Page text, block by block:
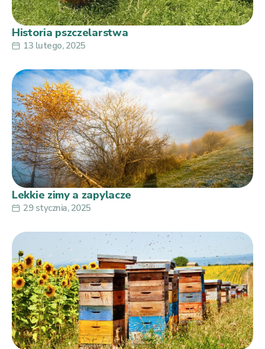
Historia pszczelarstwa
13 lutego, 2025
Lekkie zimy a zapylacze
29 stycznia, 2025